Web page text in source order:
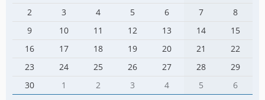
2
3 4 5 6 7
8
9
10 11 12 13 14
15
16
17 18 19 20 21
22
23
24 25 26 27 28
29
30
1 2 3 4 5 6